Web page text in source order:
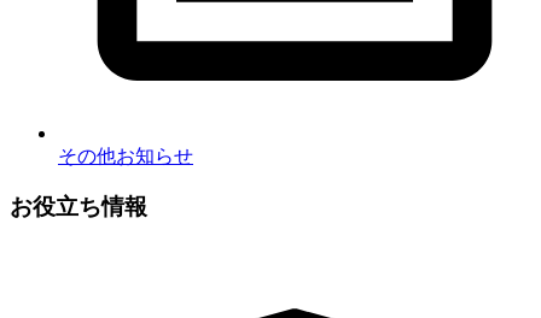
その他お知らせ
お役立ち情報